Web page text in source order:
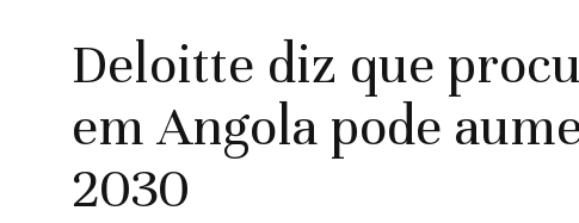
Deloitte diz que
em Angola pode
2030